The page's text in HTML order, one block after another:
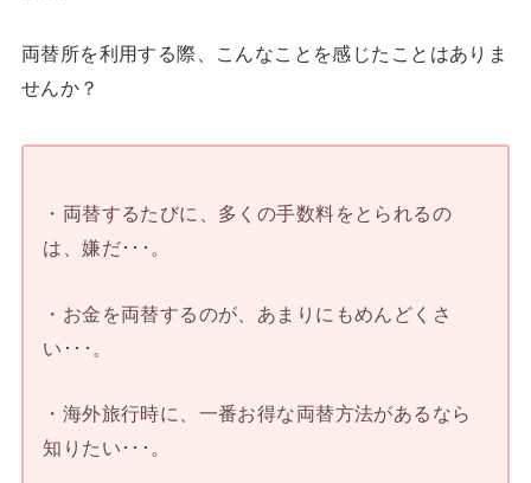
両替所を利用する際、こんなことを感じたことはありま
せんか？
・両替するたびに、多くの手数料をとられるの
は、嫌だ･･･。
・お金を両替するのが、あまりにもめんどくさ
い･･･。
・海外旅行時に、一番お得な両替方法があるなら
知りたい･･･。